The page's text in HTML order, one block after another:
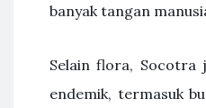
banyak tangan
Selain flora, Socotra
endemik, termasuk